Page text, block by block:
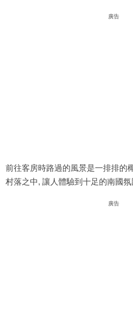
廣告
前往客房時路過的風景是一排排的
村落之中, 讓人體驗到十足的南國氛
廣告